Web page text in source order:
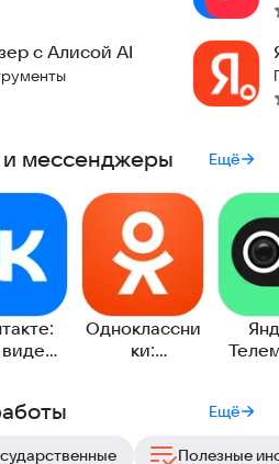
с Алисой AI
мессенджеры Ещё
Одноклассни
ки:
Ещё
Полезные